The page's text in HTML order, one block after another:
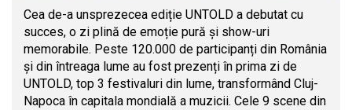
Cea de-a unsprezecea ediție UNTOLD a debutat cu
succes, o zi plină de emoție pură și show-uri
memorabile. Peste 120.000 de participanți din România
și din întreaga lume au fost prezenți în prima zi de
UNTOLD, top 3 festivaluri din lume, transformând Cluj-
Napoca în capitala mondială a muzicii. Cele 9 scene din